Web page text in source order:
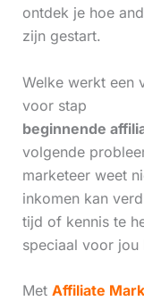
ontdek je hoe
zijn gestart.
Welke werkt een
voor stap
beginnende
volgende
marketeer weet
inkomen kan
tijd of kennis te
speciaal voor jou
Met Affiliate